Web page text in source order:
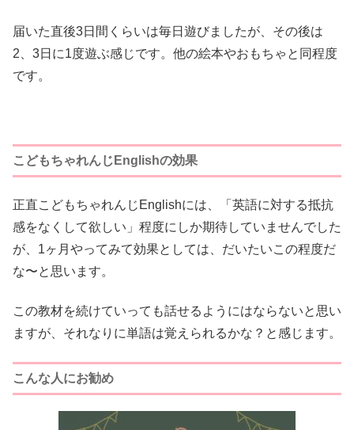
届いた直後3日間くらいは毎日遊びましたが、その後は
2、3日に1度遊ぶ感じです。他の絵本やおもちゃと同程度
です。
こどもちゃれんじEnglishの効果
正直こどもちゃれんじEnglishには、「英語に対する抵抗
感をなくして欲しい」程度にしか期待していませんでした
が、1ヶ月やってみて効果としては、だいたいこの程度だ
な〜と思います。
この教材を続けていっても話せるようにはならないと思い
ますが、それなりに単語は覚えられるかな？と感じます。
こんな人にお勧め